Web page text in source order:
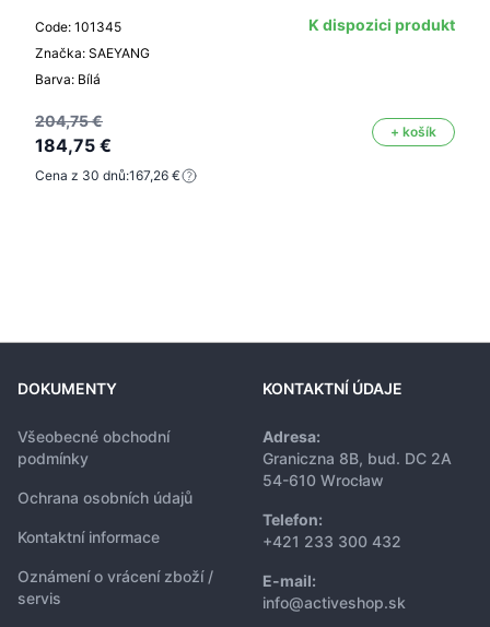
Code: 101345
Značka: SAEYANG
Barva: Bílá
K dispozici produkt
204,75 €
184,75 €
+ košík
Cena z 30 dnů:167,26 €
DOKUMENTY
Všeobecné obchodní
podmínky
Ochrana osobních údajů
Kontaktní informace
Oznámení o vrácení zboží /
servis
KONTAKTNÍ ÚDAJE
Adresa:
Graniczna 8B, bud. DC 2A
54-610 Wrocław
Telefon:
+421 233 300 432
E-mail:
info@activeshop.sk